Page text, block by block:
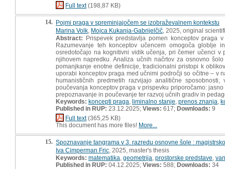
Full text(198,87 KB)
14. Pojmi praga v spreminjajočem se izobraževalnem kontekstu
Marina Volk Mojca Kukanja-Gabrijelčič , 2025, original
Abstract: Prispevek predstavlja pomen konceptov praga
Razumevanje teh konceptov učencem omogoča globlje
osredotočajo na kognitivni vidik učenja, pri čemer učenci
njihovem napredku. Analiza učnih načrtov za osnovno
pomanjkanje enotne definicije, tradicionalni pristopi k
uporabi konceptov praga med učnimi področji so očitne – v
humanističnih predmetih razvijajo analitične
poučevanja konceptov praga v prispevku priporočamo:
prepoznavanje in poučevanje ter razvoj učnih gradiv in
Keywords: koncepti praga liminalno stanje prenos znanja
Published in RUP: 23.12.2025; Views: 617; Downloads: 9
Full text(365,25 KB)
This document has more files! More...
15. Spoznavanje tangrama v 3. razredu osnovne šole :
Iva Cimperman Fric , 2025, master's thesis
Keywords: matematika geometrija prostorske predstave
Published in RUP: 04.12.2025; Views: 588; Downloads: 34